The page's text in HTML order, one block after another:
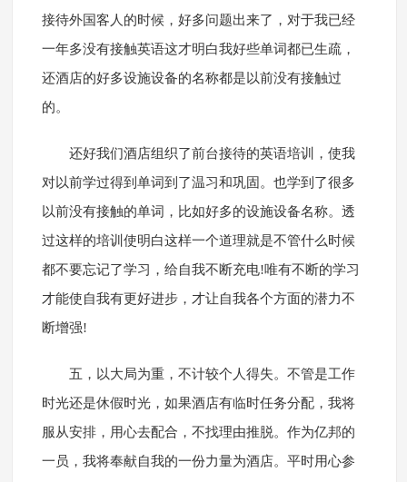
接待外国客人的时候，好多问题出来了，对于我已经
一年多没有接触英语这才明白我好些单词都已生疏，
还酒店的好多设施设备的名称都是以前没有接触过
的。
还好我们酒店组织了前台接待的英语培训，使我
对以前学过得到单词到了温习和巩固。也学到了很多
以前没有接触的单词，比如好多的设施设备名称。透
过这样的培训使明白这样一个道理就是不管什么时候
都不要忘记了学习，给自我不断充电!唯有不断的学习
才能使自我有更好进步，才让自我各个方面的潜力不
断增强!
五，以大局为重，不计较个人得失。不管是工作
时光还是休假时光，如果酒店有临时任务分配，我将
服从安排，用心去配合，不找理由推脱。作为亿邦的
一员，我将奉献自我的一份力量为酒店。平时用心参